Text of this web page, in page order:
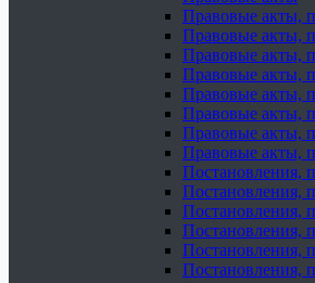
Правовые акты,
Правовые акты,
Правовые акты,
Правовые акты,
Правовые акты,
Правовые акты,
Правовые акты,
Правовые акты,
Постановления,
Постановления,
Постановления,
Постановления,
Постановления,
Постановления,